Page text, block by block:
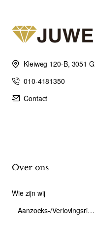
Kleiweg 120-B, 3051
010-4181350
Contact
Over ons
Wie zijn wij
Aanzoeks-/Verlovingsring